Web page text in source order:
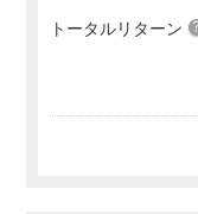
トータルリターン